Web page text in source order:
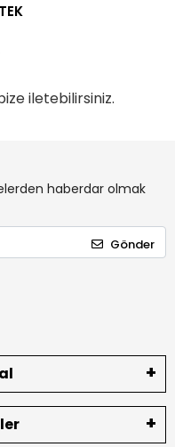
iletebilirsiniz.
haberdar olmak
Gönder